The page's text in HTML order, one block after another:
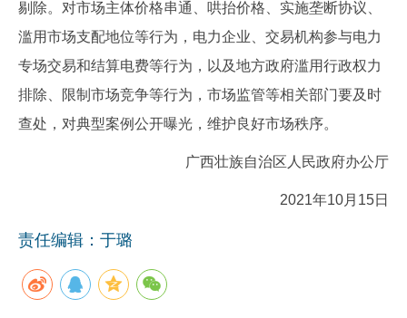
剔除。对市场主体价格串通、哄抬价格、实施垄断协议、
滥用市场支配地位等行为，电力企业、交易机构参与电力
专场交易和结算电费等行为，以及地方政府滥用行政权力
排除、限制市场竞争等行为，市场监管等相关部门要及时
查处，对典型案例公开曝光，维护良好市场秩序。
广西壮族自治区人民政府办公厅
2021年10月15日
责任编辑：于璐